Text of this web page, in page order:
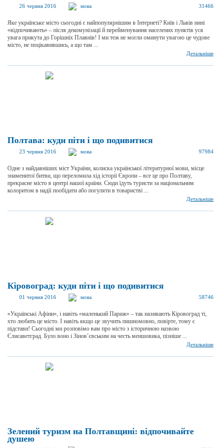
26 червня 2016 мова 31466
Яке українське місто сьогодні є найпопулярнішим в Інтернеті? Київ і Львів нині
«відпочивають» – після декомунізації й перейменування населених пунктів уся
увага прикута до Горішніх Плавнів! І ми теж не могли оминути увагою це чудове
місто, не поцікавившись, а що там ...
Детальніше
Полтава: куди піти і що подивитися
23 червня 2016 мова 97984
Одне з найдавніших міст України, колиска української літературної мови, місце
знаменитої битви, що переломила хід історії Європи – все це про Полтаву,
прекрасне місто в центрі нашої країни. Сюди їдуть туристи за національним
колоритом в надії пообідати або погуляти в товаристві ...
Детальніше
Кіровоград: куди піти і що подивитися
01 червня 2016 мова 58746
«Українські Афіни», і навіть «маленький Париж» – так називають Кіровоград ті,
хто любить це місто. І навіть якщо це звучить пишномовно, повірте, тому є
підстави! Сьогодні ми розповімо вам про місто з історичною назвою
Єлисаветград. Було воно і Зінов’євським на честь меншовика, пізніше ...
Детальніше
Зелений туризм на Полтавщині: відпочивайте
душею